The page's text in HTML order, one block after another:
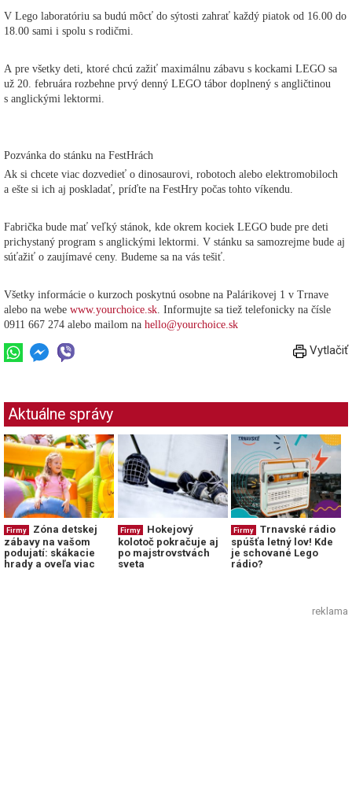
V Lego laboratóriu sa budú môcť do sýtosti zahrať každý piatok od 16.00 do
18.00 sami i spolu s rodičmi.
A pre všetky deti, ktoré chcú zažiť maximálnu zábavu s kockami LEGO sa
už 20. februára rozbehne prvý denný LEGO tábor doplnený s angličtinou
s anglickými lektormi.
Pozvánka do stánku na FestHrách
Ak si chcete viac dozvedieť o dinosaurovi, robotoch alebo elektromobiloch
a ešte si ich aj poskladať, príďte na FestHry počas tohto víkendu.
Fabrička bude mať veľký stánok, kde okrem kociek LEGO bude pre deti
prichystaný program s anglickými lektormi. V stánku sa samozrejme bude aj
súťažiť o zaujímavé ceny. Budeme sa na vás tešiť.
Všetky informácie o kurzoch poskytnú osobne na Palárikovej 1 v Trnave
alebo na webe www.yourchoice.sk. Informujte sa tiež telefonicky na čísle
0911 667 274 alebo mailom na hello@yourchoice.sk
Vytlačiť
Aktuálne správy
Firmy
Zóna detskej
zábavy na vašom
podujatí: skákacie
hrady a oveľa viac
Firmy
Hokejový
kolotoč pokračuje aj
po majstrovstvách
sveta
Firmy
Trnavské rádio
spúšťa letný lov! Kde
je schované Lego
rádio?
reklama